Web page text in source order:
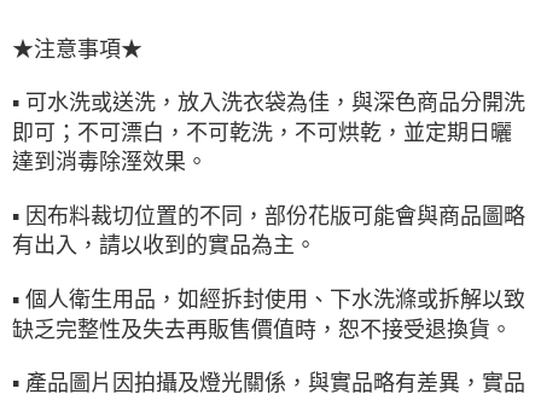
★注意事項★
▪ 可水洗或送洗，放入洗衣袋為佳，與深色商品分開洗
即可；不可漂白，不可乾洗，不可烘乾，並定期日曬
達到消毒除溼效果。
▪ 因布料裁切位置的不同，部份花版可能會與商品圖略
有出入，請以收到的實品為主。
▪ 個人衛生用品，如經拆封使用、下水洗滌或拆解以致
缺乏完整性及失去再販售價值時，恕不接受退換貨。
▪ 產品圖片因拍攝及燈光關係，與實品略有差異，實品